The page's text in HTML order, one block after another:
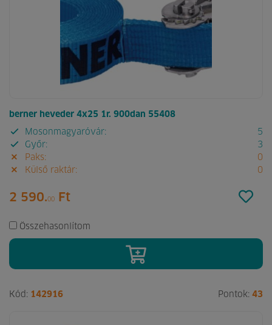
berner heveder 4x25 1r. 900dan 55408
Mosonmagyaróvár:
5
Győr:
3
Paks:
0
Külső raktár:
0
2 590.00 Ft
Összehasonlítom
Kód: 142916 Pontok: 43